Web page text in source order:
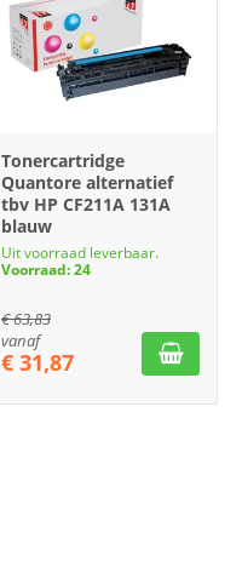
Tonercartridge
Quantore alternatief
tbv HP CF211A 131A
blauw
Uit voorraad leverbaar.
Voorraad: 24
€63,83
vanaf
€ 31,87